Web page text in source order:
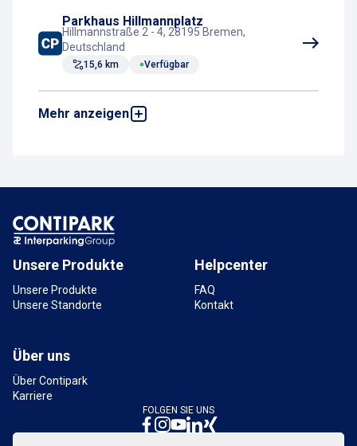
Parkhaus Hillmannplatz
Hillmannstraße 2 - 4, 28195 Bremen,
Deutschland
15,6 km Verfügbar
Mehr anzeigen
Parkhaus Herdentor
Parkhaus Hochgarage am Bahnhof P1
Rembertiring 6, 28195 Bremen, Deutschland
15,9 km
Unsere Produkte
Unsere Produkte
Unsere Standorte
Helpcenter
FAQ
Kontakt
Über uns
Über Contipark
Karriere
FOLGEN SIE UNS